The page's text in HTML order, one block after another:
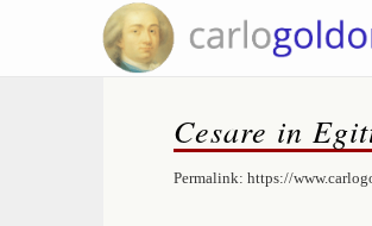
Cesare in
Permalink: https://